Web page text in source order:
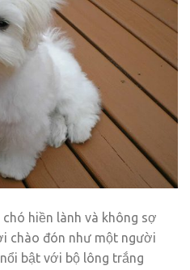
hiền lành và không sợ
chào đón như một người
bật với bộ lông trắng